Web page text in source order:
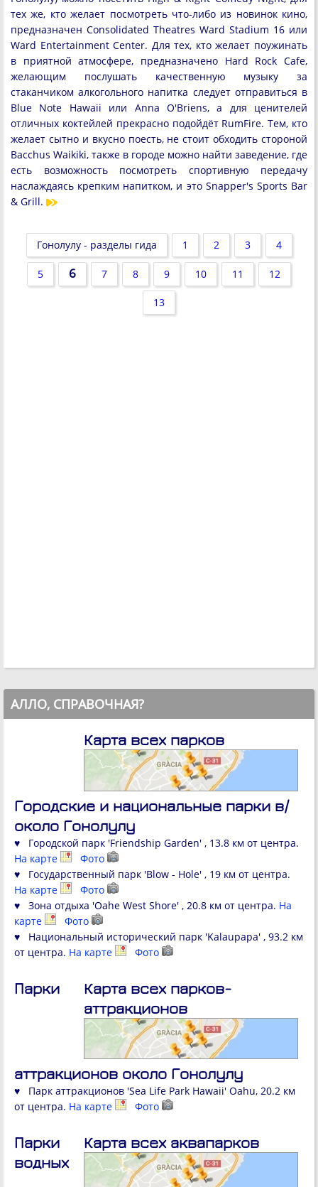
тех же, кто желает посмотреть что-либо из новинок кино,
предназначен Consolidated Theatres Ward Stadium 16 или
Ward Entertainment Center. Для тех, кто желает поужинать
в приятной атмосфере, предназначено Hard Rock Cafe,
желающим послушать качественную музыку за
стаканчиком алкогольного напитка следует отправиться в
Blue Note Hawaii или Anna O'Briens, а для ценителей
отличных коктейлей прекрасно подойдёт RumFire. Тем, кто
желает сытно и вкусно поесть, не стоит обходить стороной
Bacchus Waikiki, также в городе можно найти заведение, где
есть возможность посмотреть спортивную передачу
наслаждаясь крепким напитком, и это Snapper's Sports Bar
& Grill.
Гонолулу - разделы гида 1 2 3 4
5 6 7 8 9 10 11 12
13
АЛЛО, СПРАВОЧНАЯ?
Карта всех парков
Городские и национальные парки в/
около Гонолулу
♥ Городской парк 'Friendship Garden' , 13.8 км от центра.
На карте
Фото
♥ Государственный парк 'Blow - Hole' , 19 км от центра.
На карте
Фото
♥ Зона отдыха 'Oahe West Shore' , 20.8 км от центра. На
карте
Фото
♥ Национальный исторический парк 'Kalaupapa' , 93.2 км
от центра. На карте Фото
Карта всех парков-
аттракционов
Парки
аттракционов около Гонолулу
♥ Парк аттракционов 'Sea Life Park Hawaii' Oahu, 20.2 км
от центра. На карте Фото
Карта всех аквапарков
Парки
водных